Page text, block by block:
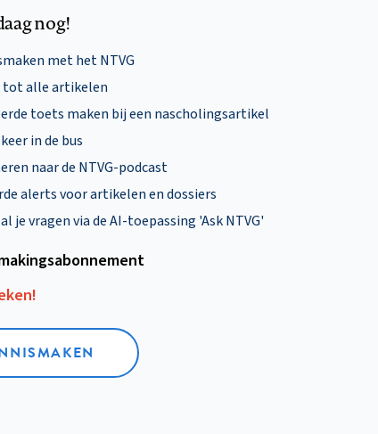
nog!
met het NTVG
tot alle artikelen
toets maken bij een nascholingsartikel
in de bus
naar de NTVG-podcast
alerts voor artikelen en dossiers
je vragen via de AI-toepassing 'Ask NTVG'